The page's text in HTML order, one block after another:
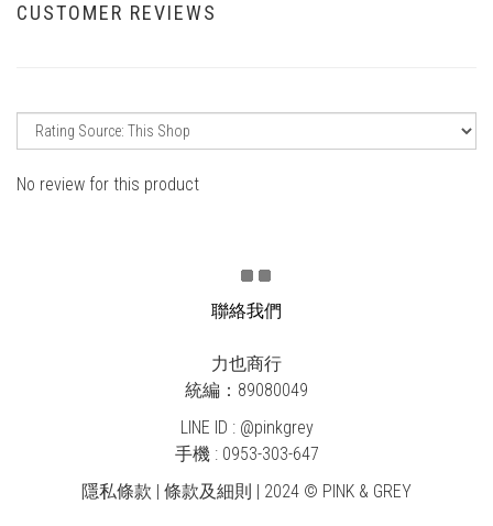
CUSTOMER REVIEWS
No review for this product
聯絡我們
力也商行
統編：89080049
LINE ID : @pinkgrey
手機 : 0953-303-647
隱私條款 | 條款及細則 | 2024 © PINK & GREY